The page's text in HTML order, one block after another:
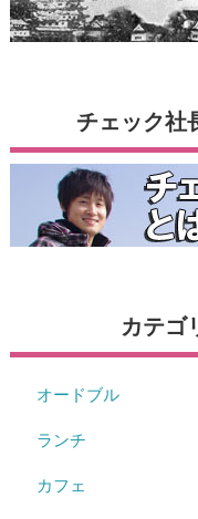
チェック社
カテゴ
オードブル
ランチ
カフェ